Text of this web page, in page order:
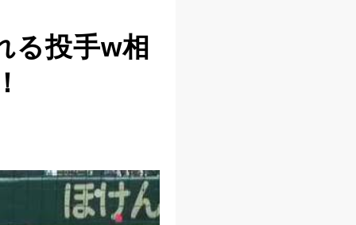
る投手w相